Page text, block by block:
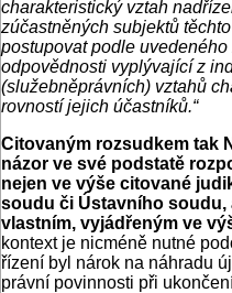
charakteris­tický vztah
zúčastněných subjektů
postupovat podle
odpovědnosti vyplývající z
(služebněprávních) vztahů
rovností jejich účastníků.“
Citovaným rozsudkem tak
názor ve své podstatě
nejen ve výše citované
soudu či Ústavního soudu,
vlastním, vyjádřeným ve
kontext je nicméně nutné
řízení byl nárok na náhradu
právní povinnosti při